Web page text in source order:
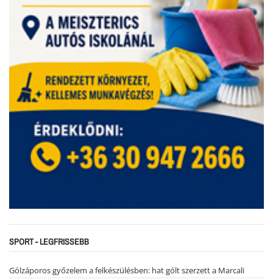
SPORT - LEGFRISSEBB
Gólzáporos győzelem a felkészülésben: hat gólt szerzett a Marcali